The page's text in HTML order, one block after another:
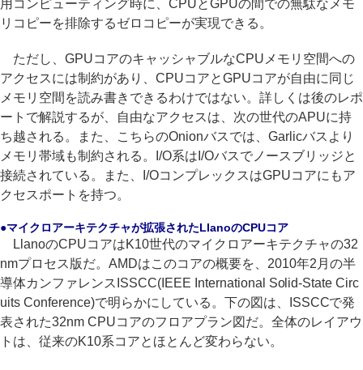
用コンピューティング時に、CPUとGPUの間での無駄なメモ
リコピーを排除するゼロコピーが実現できる。
ただし、GPUコアのキャッシャブルなCPUメモリ空間への
アクセスには制約があり、CPUコアとGPUコアが自由に同じ
メモリ空間を読み書きできるわけではない。詳しくは後のレポ
ートで解説するが、自由なアクセスは、次の世代のAPUに持
ち越される。また、こちらのOnionバスでは、Garlicバスより
メモリ帯域も制約される。I/O系はI/Oバスでノースブリッジと
接続されている。また、I/OコンプレックスはGPUコアにもア
クセスポートを持つ。
●マイクロアーキテクチャが拡張されたLlanoのCPUコア
LlanoのCPUコアはK10世代のマイクロアーキテクチャの32
nmプロセス版だ。AMDはこのコアの概要を、2010年2月の半
導体カンファレンスISSCC(IEEE International Solid-State Circ
uits Conference)で明らかにしている。下の図は、ISSCCで発
表された32nm CPUコアのフロアプラン図だ。全体のレイアウ
トは、従来のK10系コアとほとんど変わらない。